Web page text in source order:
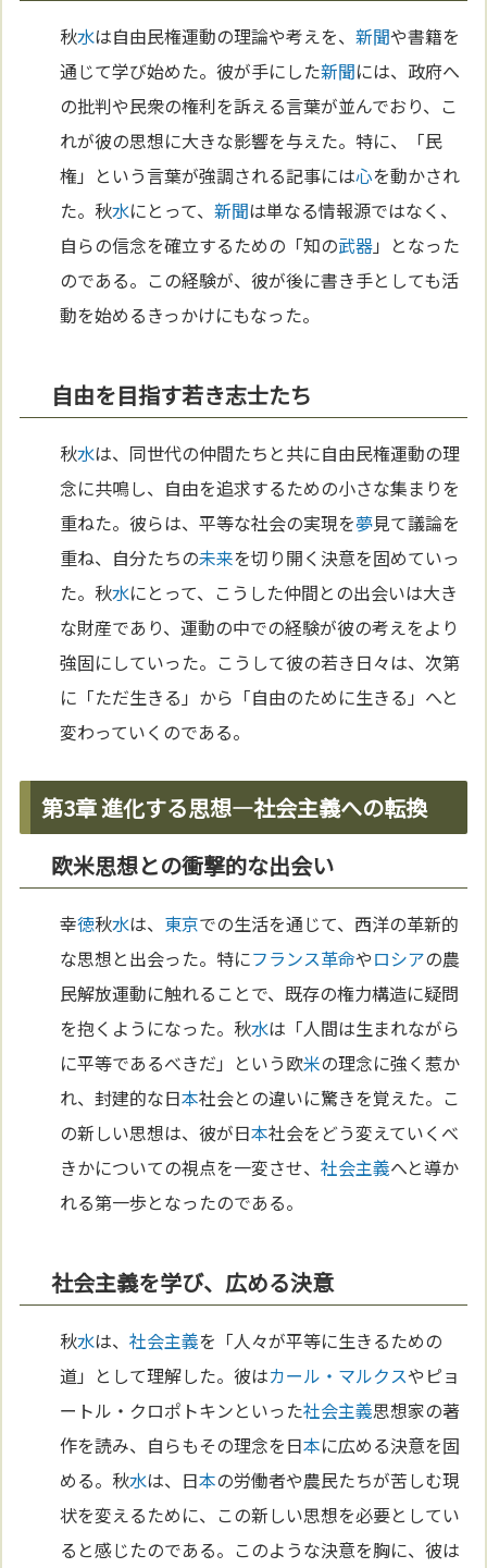
秋水は自由民権運動の理論や考えを、新聞や書籍を
通じて学び始めた。彼が手にした新聞には、政府へ
の批判や民衆の権利を訴える言葉が並んでおり、こ
れが彼の思想に大きな影響を与えた。特に、「民
権」という言葉が強調される記事には心を動かされ
た。秋水にとって、新聞は単なる情報源ではなく、
自らの信念を確立するための「知の武器」となった
のである。この経験が、彼が後に書き手としても活
動を始めるきっかけにもなった。
自由を目指す若き志士たち
秋水は、同世代の仲間たちと共に自由民権運動の理
念に共鳴し、自由を追求するための小さな集まりを
重ねた。彼らは、平等な社会の実現を夢見て議論を
重ね、自分たちの未来を切り開く決意を固めていっ
た。秋水にとって、こうした仲間との出会いは大き
な財産であり、運動の中での経験が彼の考えをより
強固にしていった。こうして彼の若き日々は、次第
に「ただ生きる」から「自由のために生きる」へと
変わっていくのである。
第3章 進化する思想―社会主義への転換
欧米思想との衝撃的な出会い
幸徳秋水は、 東京での生活を通じて、西洋の革新的
な思想と出会った。特にフランス革命やロシアの農
民解放運動に触れることで、既存の権力構造に疑問
を抱くようになった。秋水は「人間は生まれながら
に平等であるべきだ」という欧米の理念に強く惹か
れ、封建的な日本社会との違いに驚きを覚えた。こ
の新しい思想は、彼が日本社会をどう変えていくべ
きかについての視点を一変させ、社会主義へと導か
れる第一歩となったのである。
社会主義を学び、広める決意
秋水は、社会主義を「人々が平等に生きるための
道」として理解した。彼はカール・マルクスやピョ
ートル・クロポトキンといった社会主義思想家の著
作を読み、自らもその理念を日本に広める決意を固
める。秋水は、日本の労働者や農民たちが苦しむ現
状を変えるために、この新しい思想を必要としてい
ると感じたのである。このような決意を胸に、彼は